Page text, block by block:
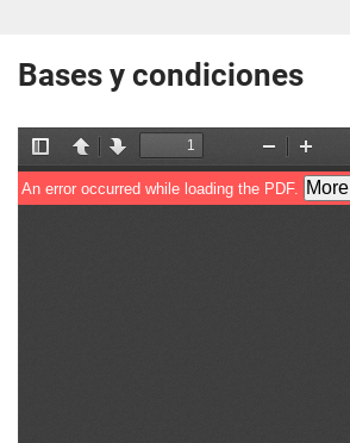
Bases y condiciones